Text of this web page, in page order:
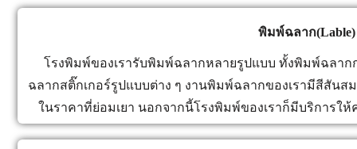
พิมพ์ฉลาก(Lable)
โรงพิมพ์ของเรารับพิมพ์ฉลากหลายรูปแบบ ทั้งพิมพ์ฉลา
ฉลากสติ๊กเกอร์รูปแบบต่าง ๆ งานพิมพ์ฉลากของเรามีสีสัน
ในราคาที่ย่อมเยา นอกจากนี้โรงพิมพ์ของเราก็มีบริการ